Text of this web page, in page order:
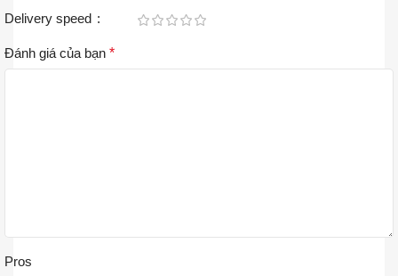
Delivery speed
Đánh giá của bạn *
Pros